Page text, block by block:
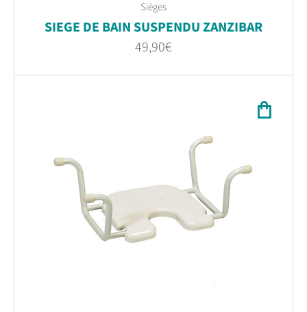
Sièges
SIEGE DE BAIN SUSPENDU ZANZIBAR
49,90€